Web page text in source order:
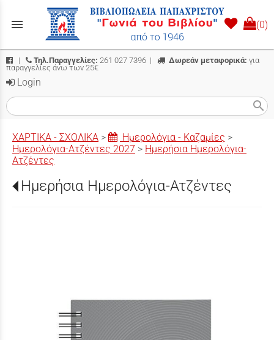
menu (0)
| Τηλ.Παραγγελίες: 261 027 7396 | Δωρεάν μεταφορικά: για
παραγγελίες άνω των 25€
Login
search
ΧΑΡΤΙΚΑ - ΣΧΟΛΙΚΑ > Ημερολόγια - Καζαμίες >
Ημερολόγια-Ατζέντες 2027 > Ημερήσια Ημερολόγια-
Ατζέντες
Ημερήσια Ημερολόγια-Ατζέντες